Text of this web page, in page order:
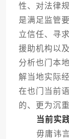
性、对法律
是满足监管
立信任、寻
援助机构以
分析也门本
解当地实际
在也门当前
的、更为沉
当前实
毋庸讳言